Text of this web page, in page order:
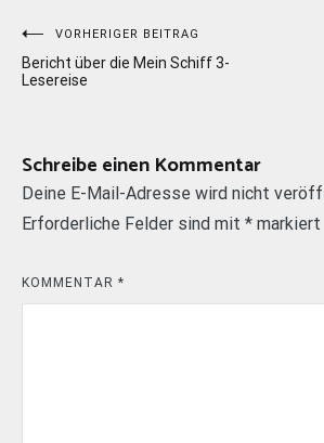
Beitragsnavigation
VORHERIGER BEITRAG
Bericht über die Mein Schiff 3-
Lesereise
Schreibe einen Kommentar
Deine E-Mail-Adresse wird nicht
Erforderliche Felder sind mit * markiert
KOMMENTAR *